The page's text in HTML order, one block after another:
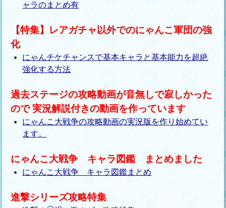
ャラのまとめ有
【特集】レアガチャ以外でのにゃんこ軍団の強
化
にゃんチケチャンスで基本キャラと基本能力を超絶
強化する方法
過去ステージの攻略動画が音無しで寂しかった
ので 実況解説付きの動画を作っています
にゃんこ大戦争の攻略動画の実況版を作り始めてい
ます。
にゃんこ大戦争 キャラ図鑑 まとめました
にゃんこ大戦争 キャラ図鑑まとめ
進撃シリーズ攻略特集